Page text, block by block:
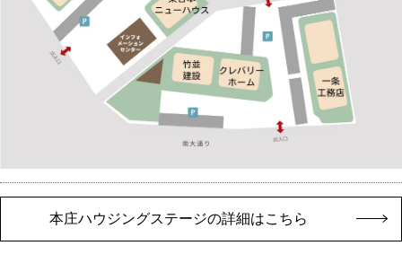
本庄ハウジングステージの詳細はこちら